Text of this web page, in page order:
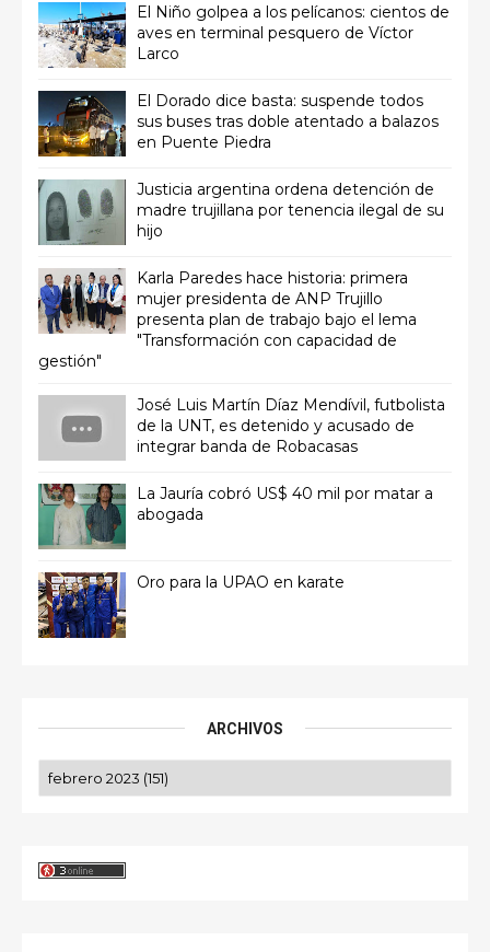
El Niño golpea a los pelícanos: cientos de
aves en terminal pesquero de Víctor
Larco
El Dorado dice basta: suspende todos
sus buses tras doble atentado a balazos
en Puente Piedra
Justicia argentina ordena detención de
madre trujillana por tenencia ilegal de su
hijo
Karla Paredes hace historia: primera
mujer presidenta de ANP Trujillo
presenta plan de trabajo bajo el lema
"Transformación con capacidad de
gestión"
José Luis Martín Díaz Mendívil, futbolista
de la UNT, es detenido y acusado de
integrar banda de Robacasas
La Jauría cobró US$ 40 mil por matar a
abogada
Oro para la UPAO en karate
ARCHIVOS